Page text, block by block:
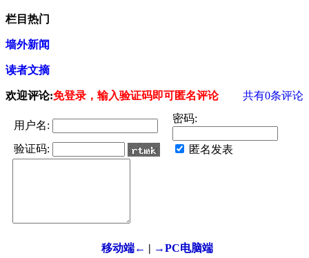
栏目热门
墙外新闻
读者文摘
欢迎评论:免登录，输入验证码即可匿名评论 共有0条评论
用户名:
密码:
验证码: 匿名发表
移动端← | →PC电脑端